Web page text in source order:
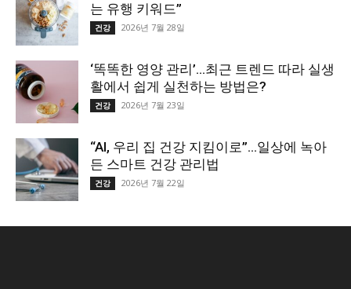
는 유행 키워드”
건강 2026년 7월 28일
‘똑똑한 영양 관리’…최근 트렌드 따라 실생
활에서 쉽게 실천하는 방법은?
건강 2026년 7월 23일
“AI, 우리 집 건강 지킴이로”…일상에 녹아
든 스마트 건강 관리법
건강 2026년 7월 22일